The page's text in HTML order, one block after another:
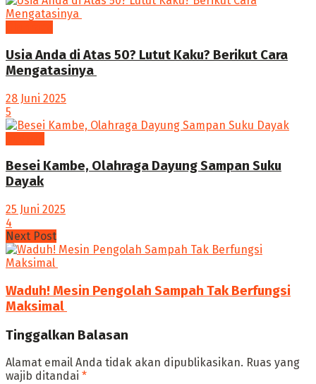
Usia Anda di Atas 50? Lutut Kaku? Berikut Cara
Mengatasinya
28 Juni 2025
5
Besei Kambe, Olahraga Dayung Sampan Suku
Dayak
25 Juni 2025
4
Next Post
Waduh! Mesin Pengolah Sampah Tak Berfungsi
Maksimal
Tinggalkan Balasan
Alamat email Anda tidak akan dipublikasikan. Ruas yang
wajib ditandai *